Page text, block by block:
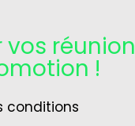
vos
!
conditions